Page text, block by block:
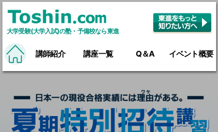
大学受験(大学入試)の塾・予備校なら東進
講師紹介 講座一覧 Q＆A イベント概要